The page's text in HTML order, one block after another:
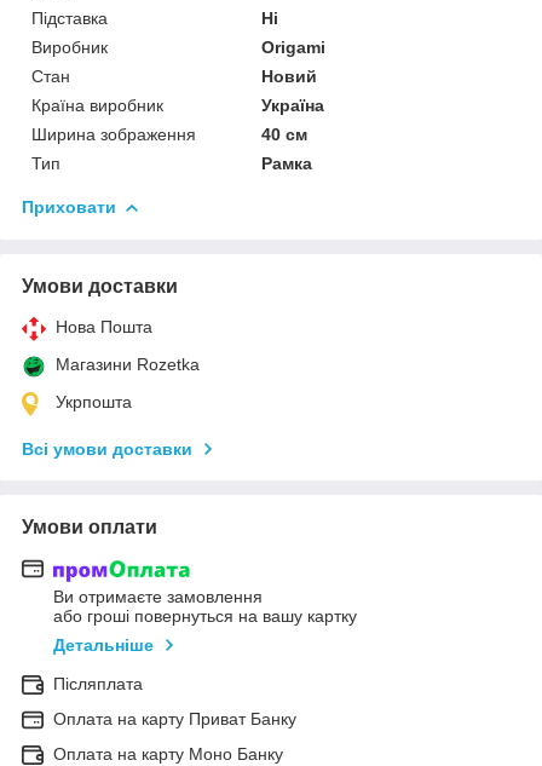
Підставка
Ні
Виробник
Origami
Стан
Новий
Країна виробник
Україна
Ширина зображення
40 см
Тип
Рамка
Приховати
Умови доставки
Нова Пошта
Магазини Rozetka
Укрпошта
Всі умови доставки
Умови оплати
Ви отримаєте замовлення
або гроші повернуться на вашу картку
Детальніше
Післяплата
Оплата на карту Приват Банку
Оплата на карту Моно Банку